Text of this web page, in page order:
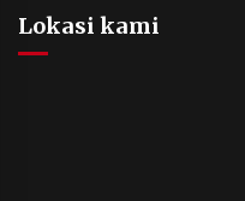
Lokasi kami